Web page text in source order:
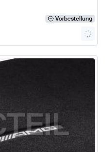
Vorbestellung